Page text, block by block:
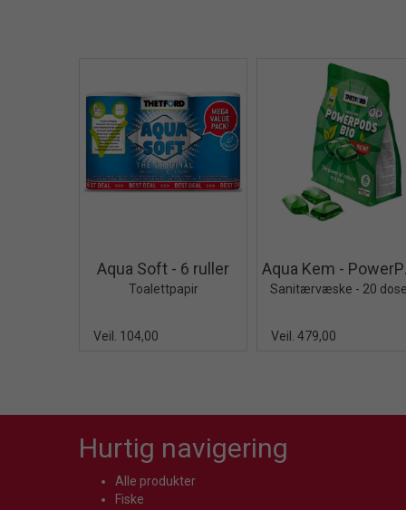
Aqua Soft - 6 ruller
Toalettpapir
Veil. 104,00
Sanitærvæske - 20
Veil. 479,00
Hurtig navigering
Alle produkter
Fiske